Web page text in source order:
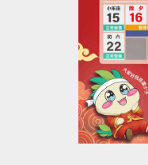
-洽詢專線：03-
-
https://
-FB : 桃園市蘆竹國
-IG : @luzhusports